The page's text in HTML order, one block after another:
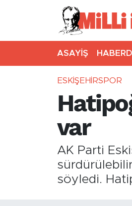
ASAYİŞ
ESKİŞEHİRSPOR
var
AK Parti
söyledi.